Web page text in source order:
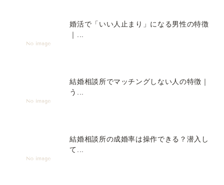
婚活で「いい人止まり」になる男性の特徴
結婚相談所でマッチングしない人の特徴｜
う...
結婚相談所の成婚率は操作できる？潜入し
て...